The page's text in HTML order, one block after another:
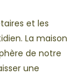
et les
La maison
de notre
une